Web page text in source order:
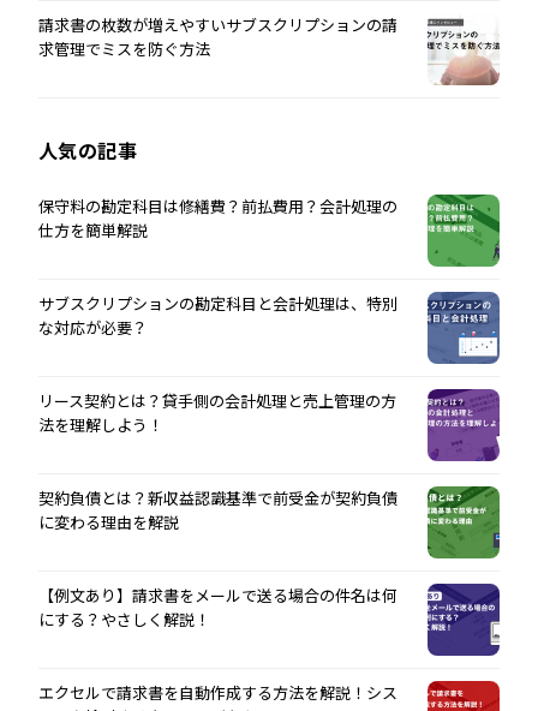
請求書の枚数が増えやすいサブスクリプションの請
求管理でミスを防ぐ方法
人気の記事
保守料の勘定科目は修繕費？前払費用？会計処理の
仕方を簡単解説
サブスクリプションの勘定科目と会計処理は、特別
な対応が必要？
リース契約とは？貸手側の会計処理と売上管理の方
法を理解しよう！
契約負債とは？新収益認識基準で前受金が契約負債
に変わる理由を解説
【例文あり】請求書をメールで送る場合の件名は何
にする？やさしく解説！
エクセルで請求書を自動作成する方法を解説！シス